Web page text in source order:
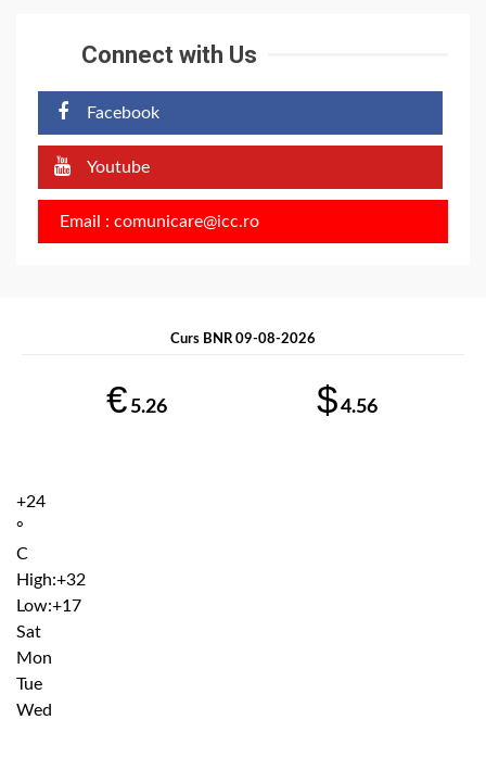
Connect with Us
Facebook
Youtube
Email : comunicare@icc.ro
Curs BNR 09-08-2026
€ 5.26 $4.56
+24
°
C
High:+32
Low:+17
Sat
Mon
Tue
Wed